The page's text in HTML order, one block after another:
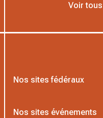
Voir
Nos sites fédéraux
Nos sites événements